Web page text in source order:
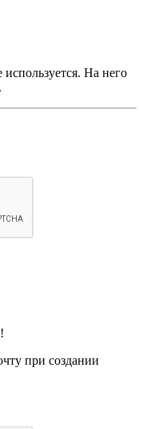
На него
при создании